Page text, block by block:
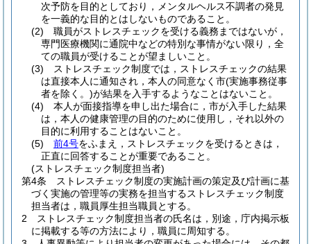
次予防を目的としており，メンタルヘルス不調者の発見
を一義的な目的とはしないものであること。
(2)
職員がストレスチェックを受ける義務まではないが，
専門医療機関に通院中などの特別な事情がない限り，全
ての職員が受けることが望ましいこと。
(3)
ストレスチェック制度では，ストレスチェックの結果
は直接本人に通知され，本人の同意なく市(実施事務従事
者を除く。)が結果を入手するようなことはないこと。
(4)
本人が面接指導を申し出た場合に，市が入手した結果
は，本人の健康管理の目的のために使用し，それ以外の
目的に利用することはないこと。
(5)
前4号をふまえ，ストレスチェックを受けるときは，
正直に回答することが重要であること。
(ストレスチェック制度担当者)
第4条
ストレスチェック制度の実施計画の策定及び計画に基
づく実施の管理等の実務を担当するストレスチェック制度
担当者は，職員厚生担当職員とする。
2
ストレスチェック制度担当者の氏名は，別途，庁内掲示板
に掲載する等の方法により，職員に周知する。